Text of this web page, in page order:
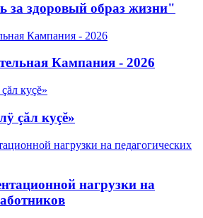
здоровый образ жизни"
Кампания - 2026
çăл куçĕ»
нагрузки на